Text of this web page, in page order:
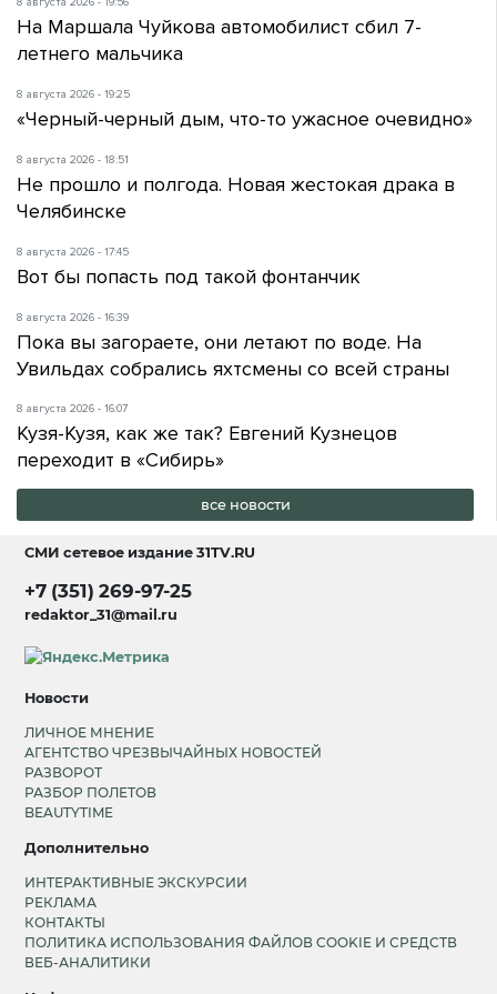
8 августа 2026 - 19:56
На Маршала Чуйкова автомобилист сбил 7-
летнего мальчика
8 августа 2026 - 19:25
«Черный-черный дым, что-то ужасное очевидно»
8 августа 2026 - 18:51
Не прошло и полгода. Новая жестокая драка в
Челябинске
8 августа 2026 - 17:45
Вот бы попасть под такой фонтанчик
8 августа 2026 - 16:39
Пока вы загораете, они летают по воде. На
Увильдах собрались яхтсмены со всей страны
8 августа 2026 - 16:07
Кузя-Кузя, как же так? Евгений Кузнецов
переходит в «Сибирь»
все новости
СМИ сетевое издание31TV.RU
+7 (351) 269-97-25
redaktor_31@mail.ru
Новости
ЛИЧНОЕ МНЕНИЕ
АГЕНТСТВО ЧРЕЗВЫЧАЙНЫХ НОВОСТЕЙ
РАЗВОРОТ
РАЗБОР ПОЛЕТОВ
BEAUTYTIME
Дополнительно
ИНТЕРАКТИВНЫЕ ЭКСКУРСИИ
РЕКЛАМА
КОНТАКТЫ
ПОЛИТИКА ИСПОЛЬЗОВАНИЯ ФАЙЛОВ COOKIE И СРЕДСТВ
ВЕБ-АНАЛИТИКИ